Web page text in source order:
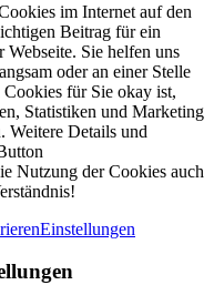
im Internet auf den
Beitrag für ein
Webseite. Sie helfen uns
oder an einer Stelle
für Sie okay ist,
Statistiken und Marketing
Weitere Details und
Nutzung der Cookies auch
Einstellungen